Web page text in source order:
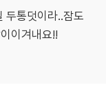
두통덧이라..잠도
이겨내요!!